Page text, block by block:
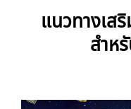
แนวทางเส
สำห